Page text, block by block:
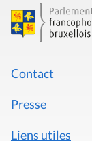
Contact
Presse
Liens utiles